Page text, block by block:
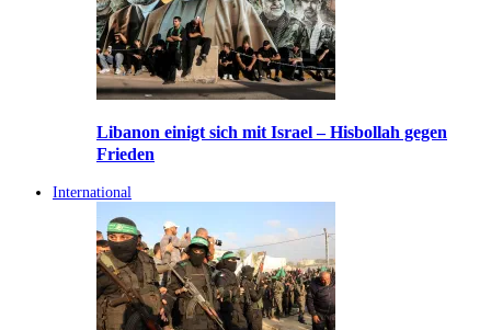
Libanon einigt sich mit Israel – Hisbollah gegen
Frieden
International